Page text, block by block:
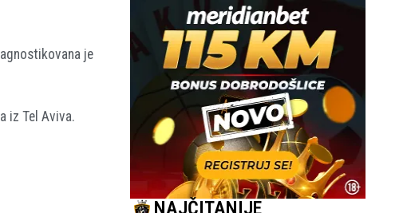
je
iz Tel Aviva.
NAJČITANIJE